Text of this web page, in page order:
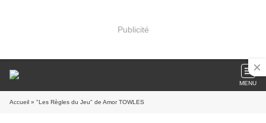
Publicité
MENU
Accueil » "Les Règles du Jeu" de Amor TOWLES